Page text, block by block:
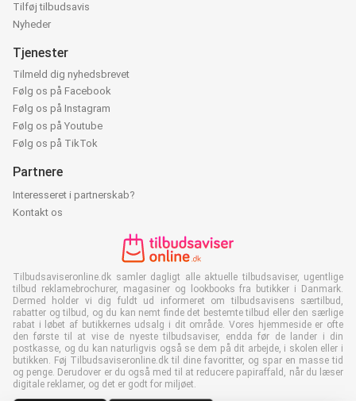
Tilføj tilbudsavis
Nyheder
Tjenester
Tilmeld dig nyhedsbrevet
Følg os på Facebook
Følg os på Instagram
Følg os på Youtube
Følg os på TikTok
Partnere
Interesseret i partnerskab?
Kontakt os
Tilbudsaviseronline.dk samler dagligt alle aktuelle tilbudsaviser, ugentlige
tilbud reklamebrochurer, magasiner og lookbooks fra butikker i Danmark.
Dermed holder vi dig fuldt ud informeret om tilbudsavisens særtilbud,
rabatter og tilbud, og du kan nemt finde det bestemte tilbud eller den særlige
rabat i løbet af butikkernes udsalg i dit område. Vores hjemmeside er ofte
den første til at vise de nyeste tilbudsaviser, endda før de lander i din
postkasse, og du kan naturligvis også se dem på dit arbejde, i skolen eller i
butikken. Føj Tilbudsaviseronline.dk til dine favoritter, og spar en masse tid
og penge. Derudover er du også med til at reducere papiraffald, når du læser
digitale reklamer, og det er godt for miljøet.